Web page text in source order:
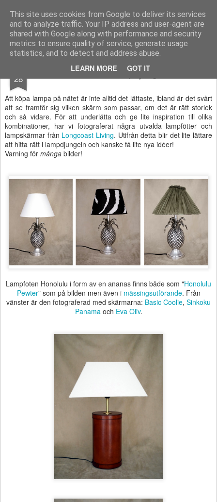
This site uses cookies from Google to deliver its services
and to analyze traffic. Your IP address and user-agent are
shared with Google along with performance and security
metrics to ensure quality of service, generate usage
statistics, and to detect and address abuse.
LEARN MORE GOT IT
Longcoast Living Longcoast Living är en webbutik där du hittar personlig och tidlös inredning till ditt hem.
Startsida Longcoast Living För Bloggare och Press
28 Hitta rätt i lampdjungeln!
Att köpa lampa på nätet är inte alltid det lättaste, ibland är det svårt
att se framför sig vilken skärm som passar, om det är rätt storlek
och så vidare. För att underlätta och ge lite inspiration till olika
kombinationer, har vi fotograferat några utvalda lampfötter och
lampskärmar från Longcoast Living. Utifrån detta blir det lite lättare
att hitta rätt i lampdjungeln och kanske få lite nya idéer!
Varning för många bilder!
Lampfoten Honolulu i form av en ananas finns både som "Honolulu
Pewter" som på bilden men även i mässingsutförande. Från
vänster är den fotograferad med skärmarna: Basic Coolie, Sinkoku
Panamaoch Eva Oliv.